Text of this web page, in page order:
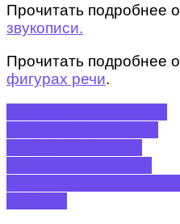
Прочитать подробнее о
звукописи.
Прочитать подробнее о
фигурах речи.